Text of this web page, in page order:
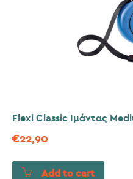
Flexi Classic Ιμάντας
€22,90
Add to cart